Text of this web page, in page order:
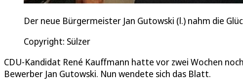
Der neue Bürgermeister Jan Gutowski (l.) nahm die
Copyright: Sülzer
CDU-Kandidat René Kauffmann hatte vor zwei Wochen
Bewerber Jan Gutowski. Nun wendete sich das Blatt.